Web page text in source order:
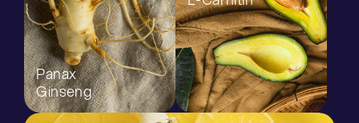
Panax
Ginseng